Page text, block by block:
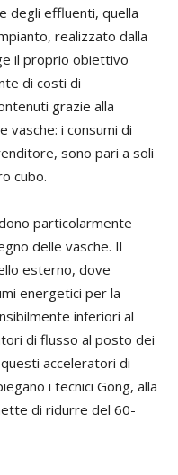
degli effluenti, quella
realizzato dalla
il proprio obiettivo
di costi di
grazie alla
vasche: i consumi di
sono pari a soli
cubo.
particolarmente
delle vasche. Il
esterno, dove
energetici per la
inferiori al
di flusso al posto dei
acceleratori di
i tecnici Gong, alla
di ridurre del 60-